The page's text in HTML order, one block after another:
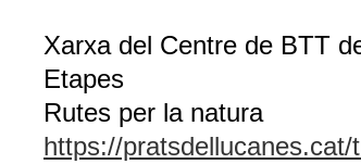
Xarxa del Centre de BTT
Etapes
Rutes per la natura
https://